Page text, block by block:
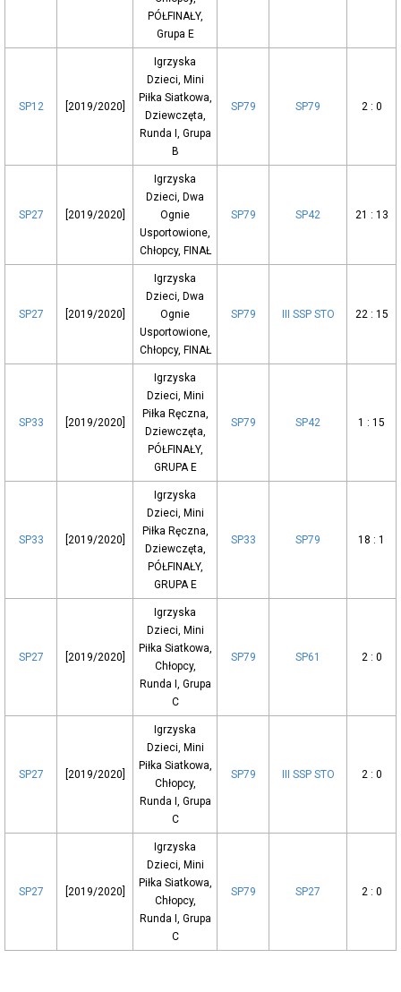
PÓŁFINAŁY,
Grupa E
SP12 [2019/2020]
Igrzyska
Dzieci, Mini
Piłka Siatkowa,
Dziewczęta,
Runda I, Grupa
B
SP79 SP79 2 : 0
SP27 [2019/2020]
Igrzyska
Dzieci, Dwa
Ognie
Usportowione,
Chłopcy, FINAŁ
SP79 SP42 21 : 13
SP27 [2019/2020]
Igrzyska
Dzieci, Dwa
Ognie
Usportowione,
Chłopcy, FINAŁ
SP79 III SSP STO 22 : 15
SP33 [2019/2020]
Igrzyska
Dzieci, Mini
Piłka Ręczna,
Dziewczęta,
PÓŁFINAŁY,
GRUPA E
SP79 SP42 1 : 15
SP33 [2019/2020]
Igrzyska
Dzieci, Mini
Piłka Ręczna,
Dziewczęta,
PÓŁFINAŁY,
GRUPA E
SP33 SP79 18 : 1
SP27 [2019/2020]
Igrzyska
Dzieci, Mini
Piłka Siatkowa,
Chłopcy,
Runda I, Grupa
C
SP79 SP61 2 : 0
SP27 [2019/2020]
Igrzyska
Dzieci, Mini
Piłka Siatkowa,
Chłopcy,
Runda I, Grupa
C
SP79 III SSP STO 2 : 0
SP27 [2019/2020]
Igrzyska
Dzieci, Mini
Piłka Siatkowa,
Chłopcy,
Runda I, Grupa
C
SP79 SP27 2 : 0